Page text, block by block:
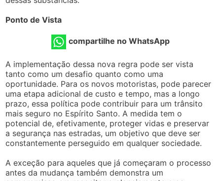
Ponto de Vista
compartilhe no WhatsApp
A implementação dessa nova regra pode ser vista
tanto como um desafio quanto como uma
oportunidade. Para os novos motoristas, pode parecer
uma etapa adicional de custo e tempo, mas a longo
prazo, essa política pode contribuir para um trânsito
mais seguro no Espírito Santo. A medida tem o
potencial de, efetivamente, proteger vidas e preservar
a segurança nas estradas, um objetivo que deve ser
constantemente perseguido em qualquer sociedade.
A exceção para aqueles que já começaram o processo
antes da mudança também demonstra um